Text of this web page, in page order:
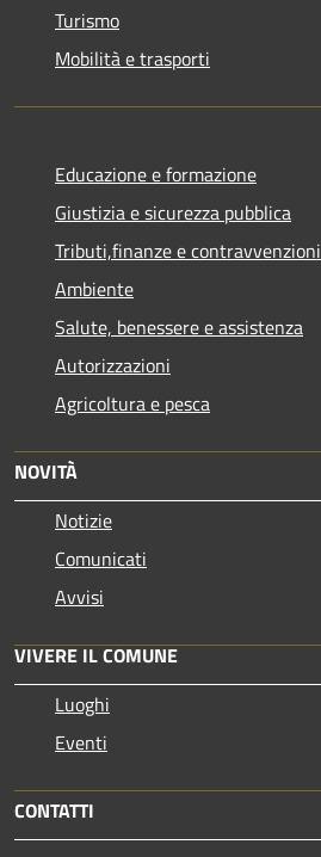
Turismo
Mobilità e trasporti
Educazione e formazione
Giustizia e sicurezza pubblica
Tributi,finanze e contravvenzioni
Ambiente
Salute, benessere e assistenza
Autorizzazioni
Agricoltura e pesca
NOVITÀ
Notizie
Comunicati
Avvisi
VIVERE IL COMUNE
Luoghi
Eventi
CONTATTI